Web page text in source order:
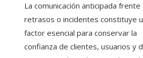
La comunicación anticipada frente
retrasos o incidentes constituye
factor esencial para conservar la
confianza de clientes, usuarios y